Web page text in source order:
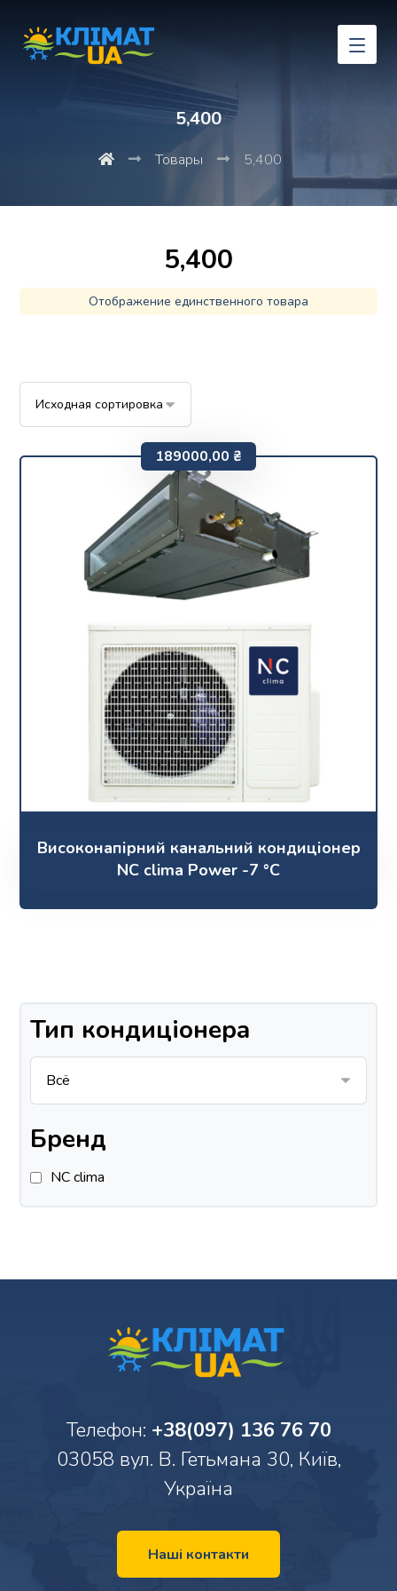
5,400
Товары 5,400
5,400
Отображение единственного товара
Високонапірний канальний кондиціонер
NC clima Power -7 °C
189000,00 ₴
Тип кондиціонера
Бренд
NC clima
Телефон: +38(097) 136 76 70
03058 вул. В. Гетьмана 30, Київ,
Україна
Наші контакти